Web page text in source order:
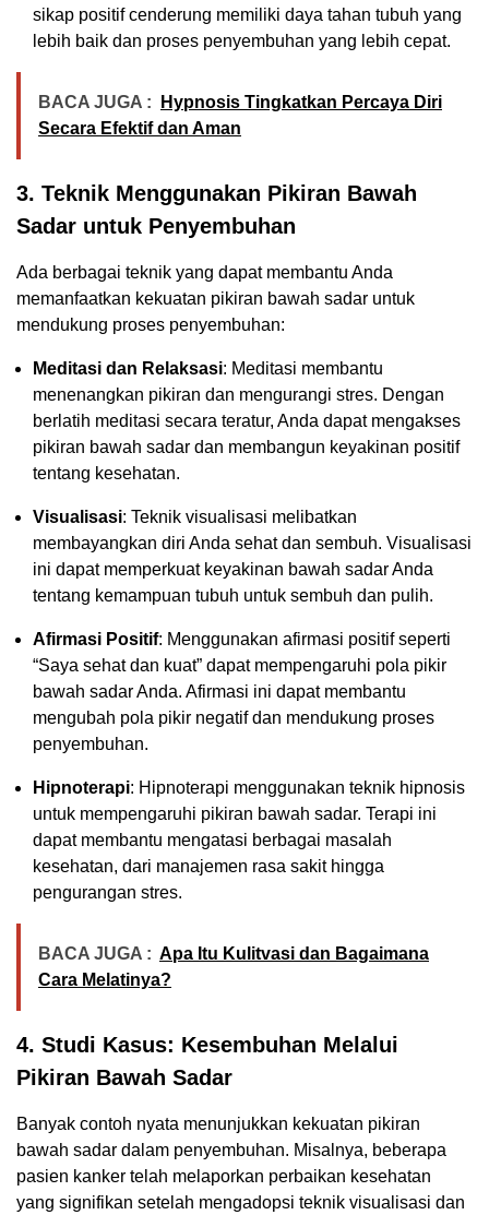
sikap positif cenderung memiliki daya tahan tubuh yang
lebih baik dan proses penyembuhan yang lebih cepat.
BACA JUGA :
Hypnosis Tingkatkan Percaya Diri
Secara Efektif dan Aman
3. Teknik Menggunakan Pikiran Bawah
Sadar untuk Penyembuhan
Ada berbagai teknik yang dapat membantu Anda
memanfaatkan kekuatan pikiran bawah sadar untuk
mendukung proses penyembuhan:
Meditasi dan Relaksasi: Meditasi membantu
menenangkan pikiran dan mengurangi stres. Dengan
berlatih meditasi secara teratur, Anda dapat mengakses
pikiran bawah sadar dan membangun keyakinan positif
tentang kesehatan.
Visualisasi: Teknik visualisasi melibatkan
membayangkan diri Anda sehat dan sembuh. Visualisasi
ini dapat memperkuat keyakinan bawah sadar Anda
tentang kemampuan tubuh untuk sembuh dan pulih.
Afirmasi Positif: Menggunakan afirmasi positif seperti
“Saya sehat dan kuat” dapat mempengaruhi pola pikir
bawah sadar Anda. Afirmasi ini dapat membantu
mengubah pola pikir negatif dan mendukung proses
penyembuhan.
Hipnoterapi: Hipnoterapi menggunakan teknik hipnosis
untuk mempengaruhi pikiran bawah sadar. Terapi ini
dapat membantu mengatasi berbagai masalah
kesehatan, dari manajemen rasa sakit hingga
pengurangan stres.
BACA JUGA : Apa Itu Kulitvasi dan Bagaimana
Cara Melatinya?
4. Studi Kasus: Kesembuhan Melalui
Pikiran Bawah Sadar
Banyak contoh nyata menunjukkan kekuatan pikiran
bawah sadar dalam penyembuhan. Misalnya, beberapa
pasien kanker telah melaporkan perbaikan kesehatan
yang signifikan setelah mengadopsi teknik visualisasi dan